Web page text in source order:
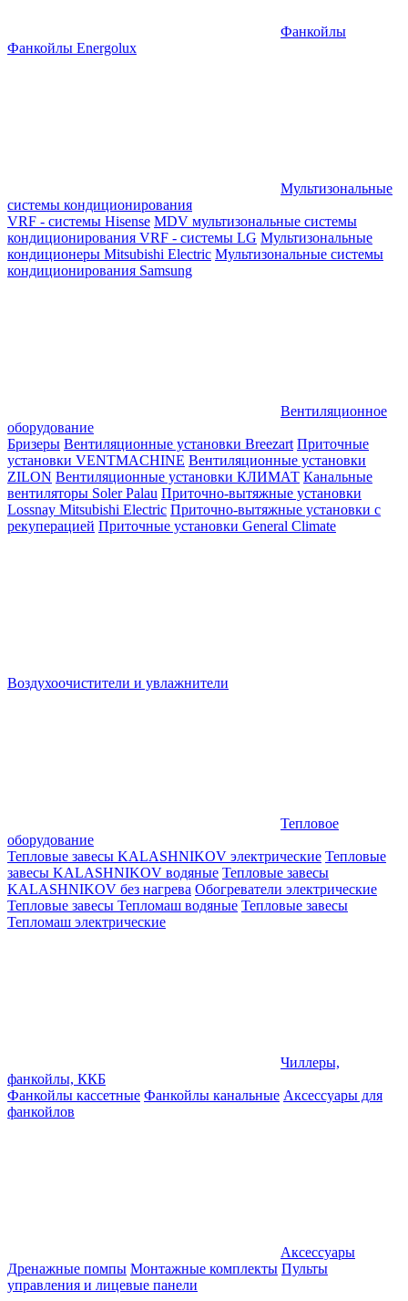
Фанкойлы
Фанкойлы Energolux
Мультизональные
системы кондиционирования
VRF - системы Hisense MDV мультизональные системы
кондиционирования VRF - системы LG Мультизональные
кондиционеры Mitsubishi Electric Мультизональные системы
кондиционирования Samsung
Вентиляционное
оборудование
Бризеры Вентиляционные установки Breezart Приточные
установки VENTMACHINE Вентиляционные установки
ZILON Вентиляционные установки КЛИМАТ Канальные
вентиляторы Soler Palau Приточно-вытяжные установки
Lossnay Mitsubishi Electric Приточно-вытяжные установки с
рекуперацией Приточные установки General Climate
Воздухоочистители и увлажнители
Тепловое
оборудование
Тепловые завесы KALASHNIKOV электрические Тепловые
завесы KALASHNIKOV водяные Тепловые завесы
KALASHNIKOV без нагрева Обогреватели электрические
Тепловые завесы Тепломаш водяные Тепловые завесы
Тепломаш электрические
Чиллеры,
фанкойлы, ККБ
Фанкойлы кассетные Фанкойлы канальные Аксессуары для
фанкойлов
Аксессуары
Дренажные помпы Монтажные комплекты Пульты
управления и лицевые панели